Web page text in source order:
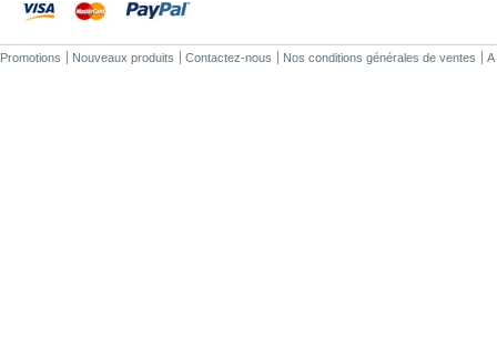
Promotions Nouveaux produits Contactez-nous Nos conditions générales de ventes A